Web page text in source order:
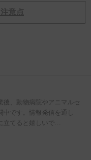
意点
後、動物病院やアニマルセ
です。情報発信を通し
立てると嬉しいで…